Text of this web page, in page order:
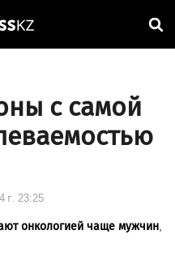
с самой
г. 23:25
онкологией чаще мужчин,